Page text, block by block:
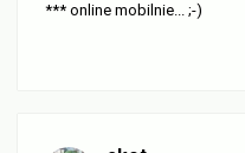
*** online mobilnie... ;-)